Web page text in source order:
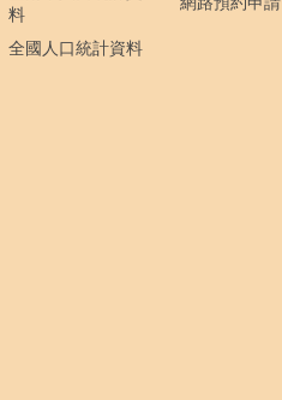
料
全國人口統計資料